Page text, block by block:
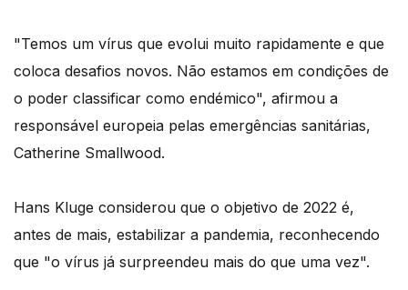
"Temos um vírus que evolui muito rapidamente e que
coloca desafios novos. Não estamos em condições de
o poder classificar como endémico", afirmou a
responsável europeia pelas emergências sanitárias,
Catherine Smallwood.
Hans Kluge considerou que o objetivo de 2022 é,
antes de mais, estabilizar a pandemia, reconhecendo
que "o vírus já surpreendeu mais do que uma vez".